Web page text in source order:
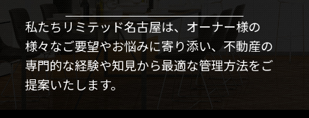
私たちリミテッド名古屋は、オーナー様の
様々なご要望やお悩みに寄り添い、不動産の
専門的な経験や知見から最適な管理方法をご
提案いたします。